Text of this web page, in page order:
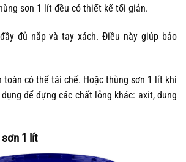
sơn 1 lít đều có thiết kế tối giản.
đủ nắp và tay xách. Điều này giúp bảo
toàn có thể tái chế. Hoặc thùng sơn 1 lít khi
để đựng các chất lỏng khác: axit, dung
sơn 1 lít